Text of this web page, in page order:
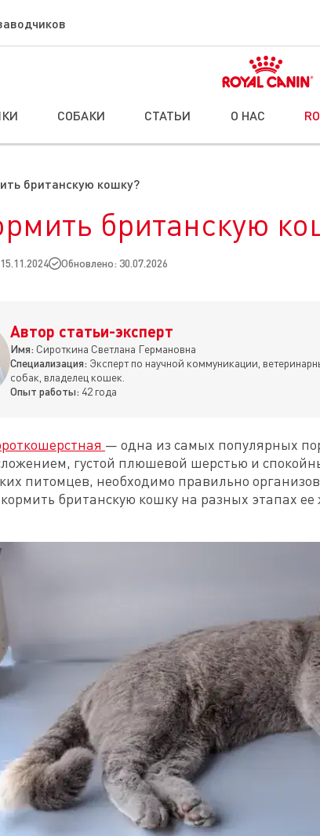
СОБАКИ СТАТЬИ О НАС
британскую кошку?
британскую
15.11.2024 Обновлено: 30.07.2026
Автор статьи-эксперт
Имя: Сироткина Светлана Германовна
Специализация: Эксперт по научной коммуникации,
собак, владелец кошек.
Опыт работы: 42 года
— одна из самых популярных
густой плюшевой шерстью и
питомцев, необходимо правильно
британскую кошку на разных этапах